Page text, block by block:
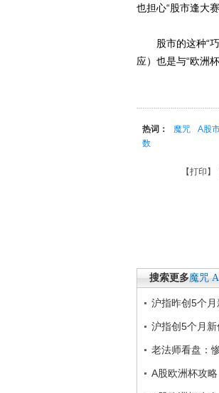
也担心“股市逢大
股市的这种“巧
应）也是与“欧洲
热词： 魔咒 A股
数
【打印 】
搜索更多魔咒
沪指昨创5个月
沪指创5个月
老法师看盘：
A股欧洲杯攻